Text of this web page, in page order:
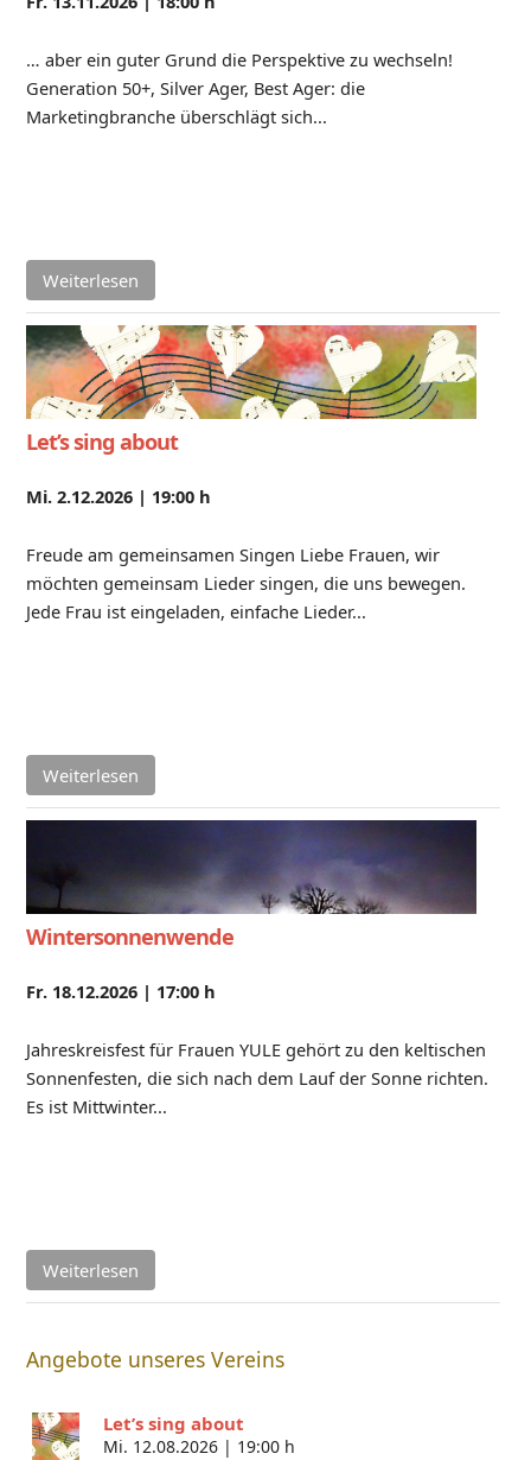
… aber ein guter Grund die Perspektive zu wechseln!
Generation 50+, Silver Ager, Best Ager: die
Marketingbranche überschlägt sich...
Weiterlesen
Let’s sing about
Mi. 2.12.2026 | 19:00 h
Freude am gemeinsamen Singen Liebe Frauen, wir
möchten gemeinsam Lieder singen, die uns bewegen.
Jede Frau ist eingeladen, einfache Lieder...
Weiterlesen
Wintersonnenwende
Fr. 18.12.2026 | 17:00 h
Jahreskreisfest für Frauen YULE gehört zu den keltischen
Sonnenfesten, die sich nach dem Lauf der Sonne richten.
Es ist Mittwinter...
Weiterlesen
Angebote unseres Vereins
Let’s sing about
Mi. 12.08.2026 | 19:00 h